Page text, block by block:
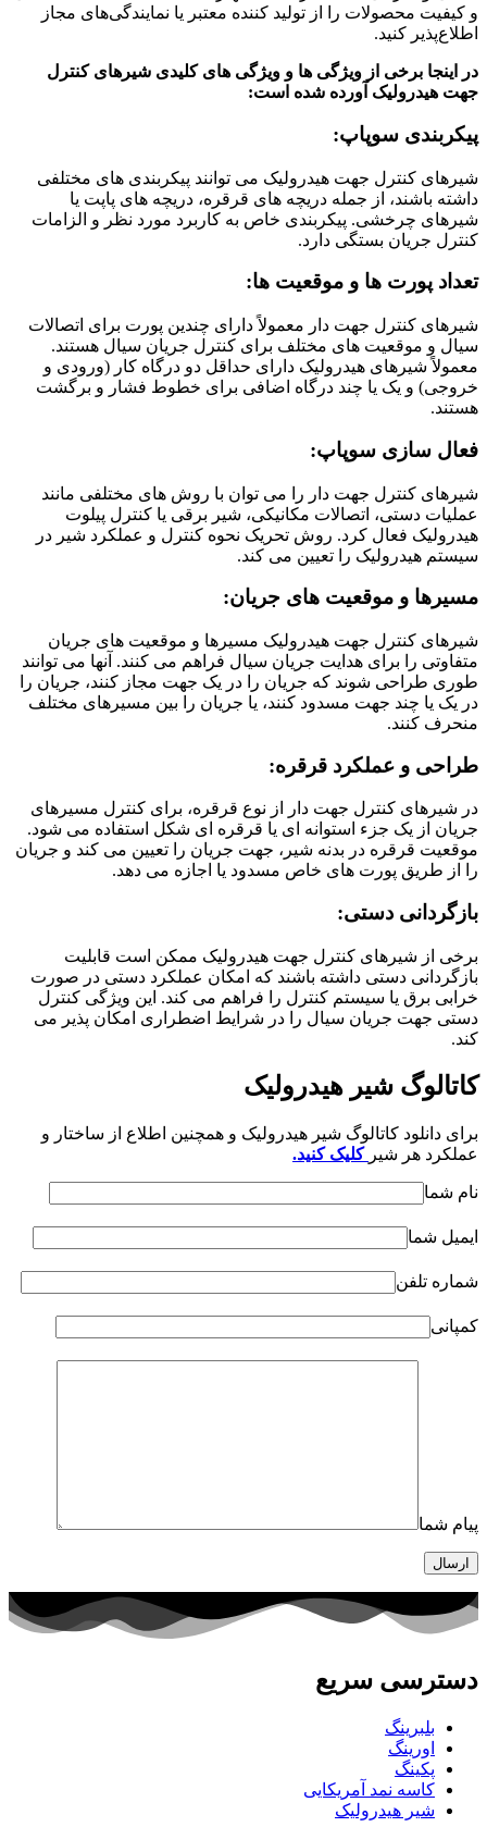
و کیفیت محصولات را از تولید کننده معتبر یا نمایندگی‌های مجاز
اطلاع‌پذیر کنید.
در اینجا برخی از ویژگی ها و ویژگی های کلیدی شیرهای کنترل
جهت هیدرولیک آورده شده است:
پیکربندی سوپاپ:
شیرهای کنترل جهت هیدرولیک می توانند پیکربندی های مختلفی
داشته باشند، از جمله دریچه های قرقره، دریچه های پاپت یا
شیرهای چرخشی. پیکربندی خاص به کاربرد مورد نظر و الزامات
کنترل جریان بستگی دارد.
تعداد پورت ها و موقعیت ها:
شیرهای کنترل جهت دار معمولاً دارای چندین پورت برای اتصالات
سیال و موقعیت های مختلف برای کنترل جریان سیال هستند.
معمولاً شیرهای هیدرولیک دارای حداقل دو درگاه کار (ورودی و
خروجی) و یک یا چند درگاه اضافی برای خطوط فشار و برگشت
هستند.
فعال سازی سوپاپ:
شیرهای کنترل جهت دار را می توان با روش های مختلفی مانند
عملیات دستی، اتصالات مکانیکی، شیر برقی یا کنترل پیلوت
هیدرولیک فعال کرد. روش تحریک نحوه کنترل و عملکرد شیر در
سیستم هیدرولیک را تعیین می کند.
مسیرها و موقعیت های جریان:
شیرهای کنترل جهت هیدرولیک مسیرها و موقعیت های جریان
متفاوتی را برای هدایت جریان سیال فراهم می کنند. آنها می توانند
طوری طراحی شوند که جریان را در یک جهت مجاز کنند، جریان را
در یک یا چند جهت مسدود کنند، یا جریان را بین مسیرهای مختلف
منحرف کنند.
طراحی و عملکرد قرقره:
در شیرهای کنترل جهت دار از نوع قرقره، برای کنترل مسیرهای
جریان از یک جزء استوانه ای یا قرقره ای شکل استفاده می شود.
موقعیت قرقره در بدنه شیر، جهت جریان را تعیین می کند و جریان
را از طریق پورت های خاص مسدود یا اجازه می دهد.
بازگردانی دستی:
برخی از شیرهای کنترل جهت هیدرولیک ممکن است قابلیت
بازگردانی دستی داشته باشند که امکان عملکرد دستی در صورت
خرابی برق یا سیستم کنترل را فراهم می کند. این ویژگی کنترل
دستی جهت جریان سیال را در شرایط اضطراری امکان پذیر می
کند.
کاتالوگ شیر هیدرولیک
برای دانلود کاتالوگ شیر هیدرولیک و همچنین اطلاع از ساختار و
عملکرد هر شیر کلیک کنید.
نام شما
ایمیل شما
شماره تلفن
کمپانی
پیام شما
دسترسی سریع
بلبرینگ
اورینگ
پکینگ
کاسه نمد آمریکایی
شیر هیدرولیک